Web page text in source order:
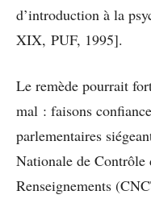
d’introduction à la
XIX, PUF, 1995].
Le remède pourrait
mal : faisons
parlementaires
Nationale de Contrôle
Renseignements